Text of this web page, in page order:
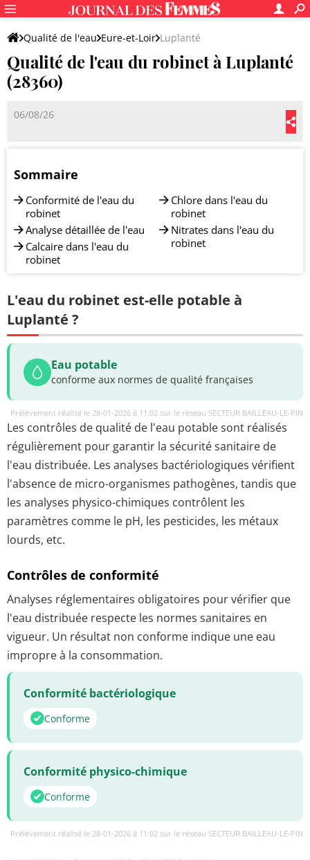
Qualité de l'eau Eure-et-Loir Luplanté
Qualité de l'eau du robinet à Luplanté
(28360)
06/08/26
Sommaire
Conformité de l'eau du
robinet
Analyse détaillée de l'eau
Calcaire dans l'eau du
robinet
Chlore dans l'eau du
robinet
Nitrates dans l'eau du
robinet
L'eau du robinet est-elle potable à
Luplanté ?
Eau potable
conforme aux normes de qualité françaises
Prélèvement réalisé le 28-01-2026 à 11:02 sur le réseau SECTEUR BAILLEAU-LE-PIN
Les contrôles de qualité de l'eau potable sont réalisés
régulièrement pour garantir la sécurité sanitaire de
l'eau distribuée. Les analyses bactériologiques vérifient
l'absence de micro-organismes pathogènes, tandis que
les analyses physico-chimiques contrôlent les
paramètres comme le pH, les pesticides, les métaux
lourds, etc.
Contrôles de conformité
Analyses réglementaires obligatoires pour vérifier que
l'eau distribuée respecte les normes sanitaires en
vigueur. Un résultat non conforme indique une eau
impropre à la consommation.
Conformité bactériologique
Conforme
Conformité physico-chimique
Conforme
Prélèvement réalisé le 28-01-2026 à 11:02 sur le réseau SECTEUR BAILLEAU-LE-PIN